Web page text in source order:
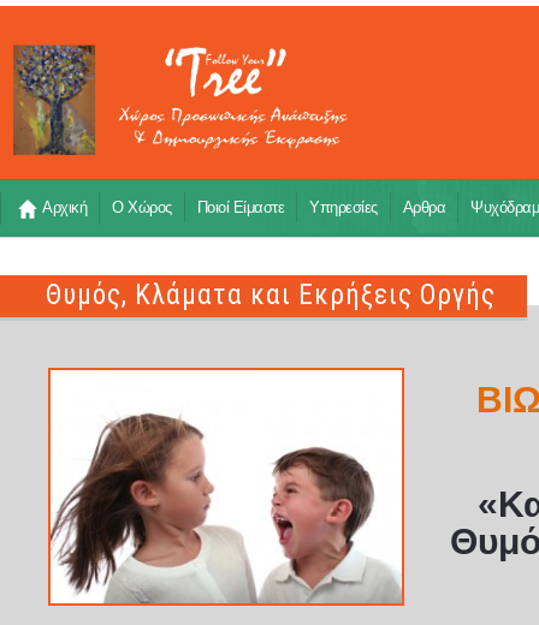
Αρχική Ο Χώρος Ποιοί Είμαστε Υπηρεσίες Αρθρα
Θυμός, Κλάματα και Εκρήξεις Οργής